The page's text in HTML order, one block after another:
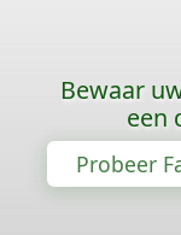
Bewaar
een
Probeer